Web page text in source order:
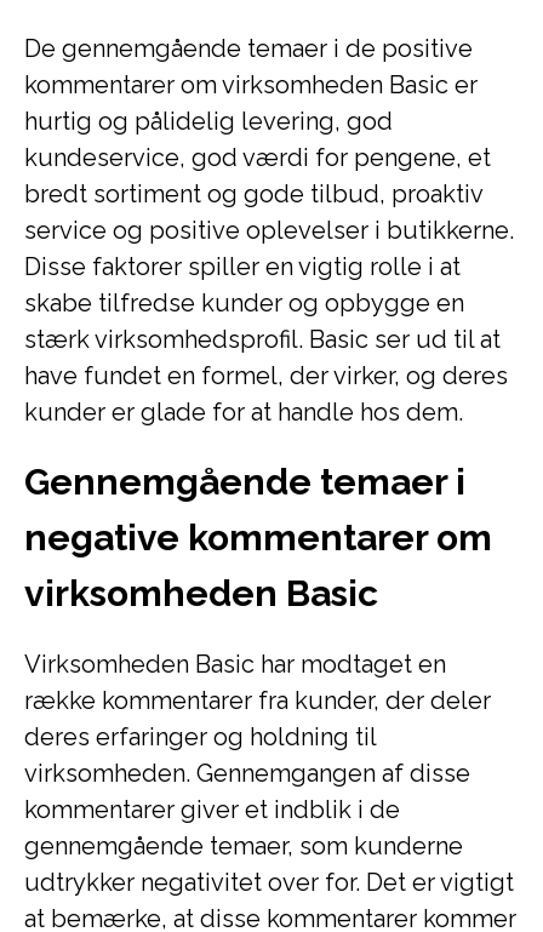
De gennemgående temaer i de positive
kommentarer om virksomheden Basic er
hurtig og pålidelig levering, god
kundeservice, god værdi for pengene, et
bredt sortiment og gode tilbud, proaktiv
service og positive oplevelser i butikkerne.
Disse faktorer spiller en vigtig rolle i at
skabe tilfredse kunder og opbygge en
stærk virksomhedsprofil. Basic ser ud til at
have fundet en formel, der virker, og deres
kunder er glade for at handle hos dem.
Gennemgående temaer i
negative kommentarer om
virksomheden Basic
Virksomheden Basic har modtaget en
række kommentarer fra kunder, der deler
deres erfaringer og holdning til
virksomheden. Gennemgangen af disse
kommentarer giver et indblik i de
gennemgående temaer, som kunderne
udtrykker negativitet over for. Det er vigtigt
at bemærke, at disse kommentarer kommer